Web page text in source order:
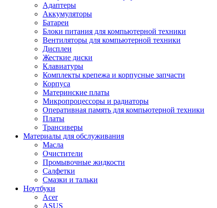
Адаптеры
Аккумуляторы
Батареи
Блоки питания для компьютерной техники
Вентиляторы для компьютерной техники
Дисплеи
Жесткие диски
Клавиатуры
Комплекты крепежа и корпусные запчасти
Корпуса
Материнские платы
Микропроцессоры и радиаторы
Оперативная память для компьютерной техники
Платы
Трансиверы
Материалы для обслуживания
Масла
Очистители
Промывочные жидкости
Салфетки
Смазки и тальки
Ноутбуки
Acer
ASUS